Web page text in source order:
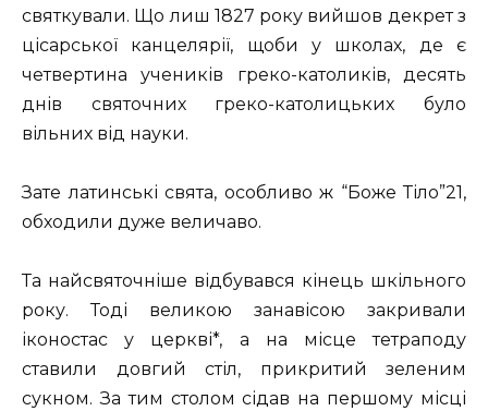
святкували. Що лиш 1827 року вийшов декрет з
цісарської канцелярії, щоби у школах, де є
четвертина учеників греко-католиків, десять
днів святочних греко-католицьких було
вільних від науки.
Зате латинські свята, особливо ж “Боже Тіло”21,
обходили дуже величаво.
Та найсвяточніше відбувався кінець шкільного
року. Тоді великою занавісою закривали
іконостас у церкві*, а на місце тетраподу
ставили довгий стіл, прикритий зеленим
сукном. За тим столом сідав на першому місці